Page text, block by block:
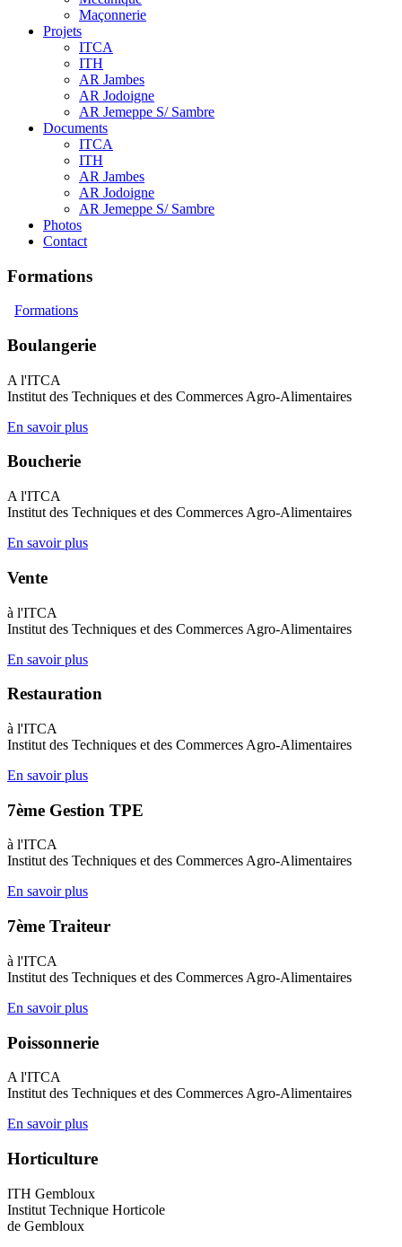
Maçonnerie
Projets
ITCA
ITH
AR Jambes
AR Jodoigne
AR Jemeppe S/ Sambre
Documents
ITCA
ITH
AR Jambes
AR Jodoigne
AR Jemeppe S/ Sambre
Photos
Contact
Formations
Formations
Boulangerie
A l'ITCA
Institut des Techniques et des Commerces Agro-Alimentaires
En savoir plus
Boucherie
A l'ITCA
Institut des Techniques et des Commerces Agro-Alimentaires
En savoir plus
Vente
à l'ITCA
Institut des Techniques et des Commerces Agro-Alimentaires
En savoir plus
Restauration
à l'ITCA
Institut des Techniques et des Commerces Agro-Alimentaires
En savoir plus
7ème Gestion TPE
à l'ITCA
Institut des Techniques et des Commerces Agro-Alimentaires
En savoir plus
7ème Traiteur
à l'ITCA
Institut des Techniques et des Commerces Agro-Alimentaires
En savoir plus
Poissonnerie
A l'ITCA
Institut des Techniques et des Commerces Agro-Alimentaires
En savoir plus
Horticulture
ITH Gembloux
Institut Technique Horticole
de Gembloux